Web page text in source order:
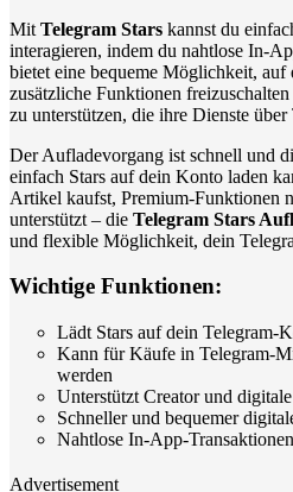
Mit Telegram Stars kannst du
interagieren, indem du nahtlose In-
bietet eine bequeme Möglichkeit,
zusätzliche Funktionen
zu unterstützen, die ihre Dienste über
Der Aufladevorgang ist schnell und
einfach Stars auf dein Konto laden
Artikel kaufst, Premium-Funktionen
unterstützt – die Telegram Stars
und flexible Möglichkeit, dein
Wichtige Funktionen:
Lädt Stars auf dein Telegram-
Kann für Käufe in Telegram-
werden
Unterstützt Creator und
Schneller und bequemer
Nahtlose In-App-
Advertisement